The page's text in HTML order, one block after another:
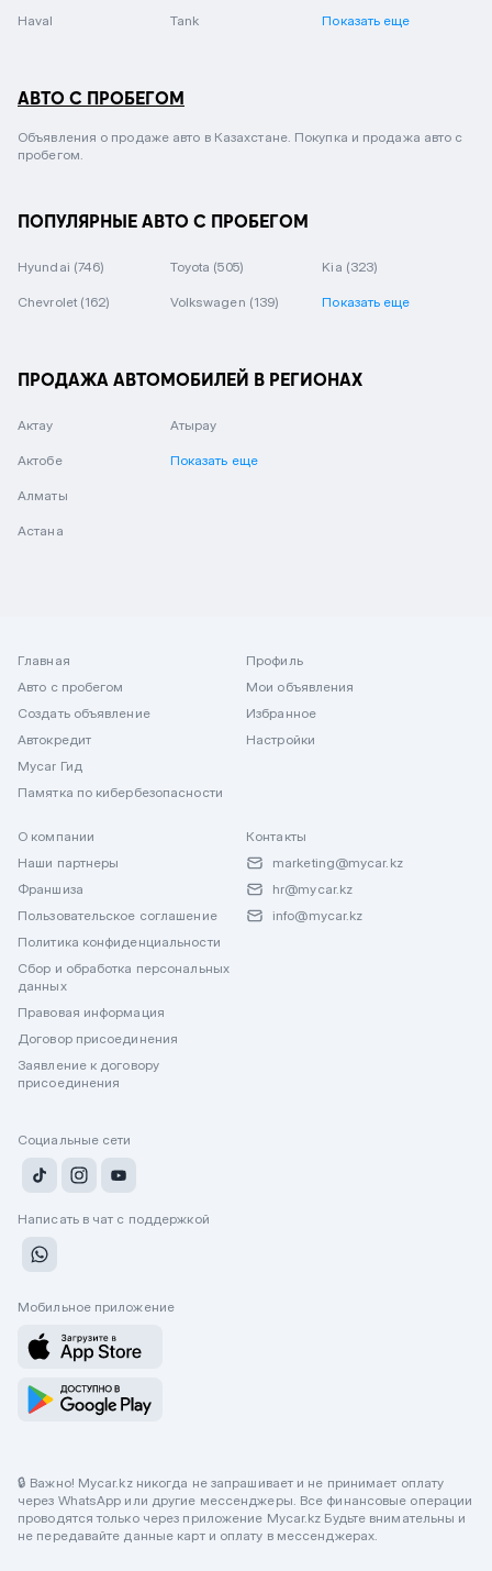
Haval Tank Показать еще
АВТО С ПРОБЕГОМ
Объявления о продаже авто в Казахстане. Покупка и продажа авто с
пробегом.
ПОПУЛЯРНЫЕ АВТО С ПРОБЕГОМ
Hyundai (746) Toyota (505) Kia (323)
Chevrolet (162) Volkswagen (139) Показать еще
ПРОДАЖА АВТОМОБИЛЕЙ В РЕГИОНАХ
Актау
Актобе
Алматы
Астана
Атырау
Показать еще
Главная
Авто с пробегом
Создать объявление
Автокредит
Mycar Гид
Памятка по кибербезопасности
Профиль
Мои объявления
Избранное
Настройки
О компании
Наши партнеры
Франшиза
Пользовательское соглашение
Политика конфиденциальности
Сбор и обработка персональных
данных
Правовая информация
Договор присоединения
Заявление к договору
присоединения
Контакты
marketing@mycar.kz
hr@mycar.kz
info@mycar.kz
Социальные сети
Написать в чат с поддержкой
Мобильное приложение
🔒 Важно! Mycar.kz никогда не запрашивает и не принимает оплату
через WhatsApp или другие мессенджеры. Все финансовые операции
проводятся только через приложение Mycar.kz Будьте внимательны и
не передавайте данные карт и оплату в мессенджерах.